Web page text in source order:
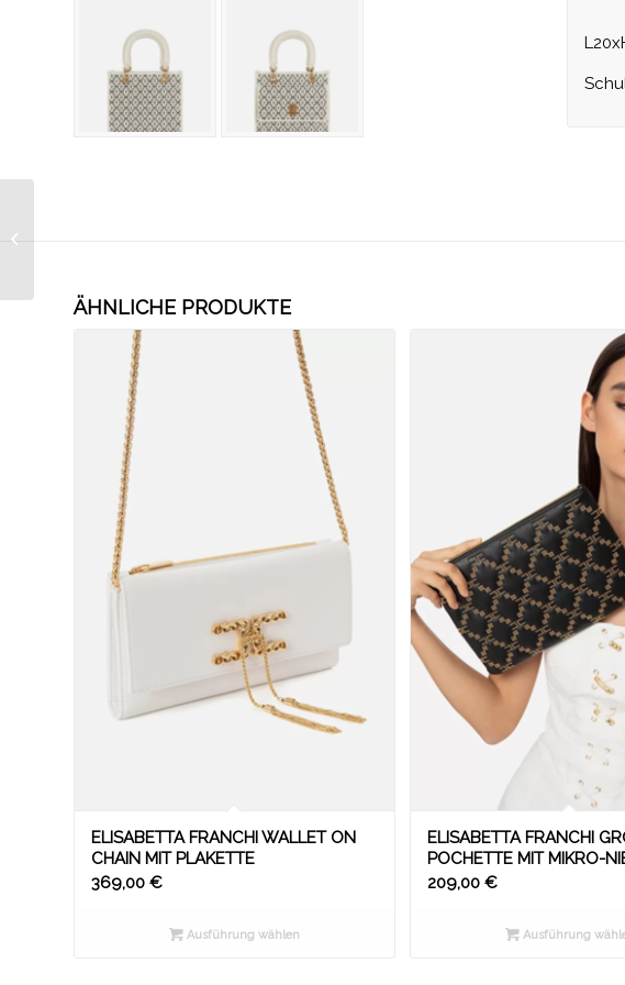
ÄHNLICHE PRODUKTE
ELISABETTA FRANCHI WALLET ON
CHAIN MIT PLAKETTE
369,00 €
Ausführung wählen
ELISABETTA FRANCHI
OCHETTE MIT MIKRO-
209,00 €
Ausführung